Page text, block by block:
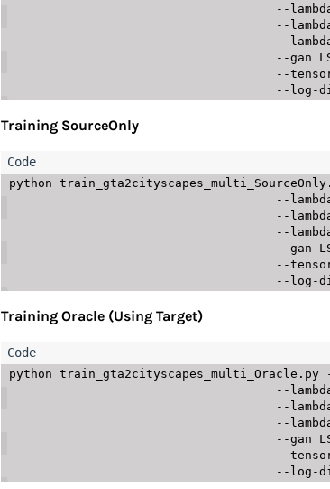
Training SourceOnly
python
Training Oracle (Using Target)
python